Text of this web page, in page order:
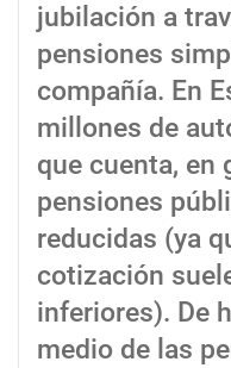
jubilación a
pensiones
compañía. En
millones de
que cuenta, en
pensiones
reducidas (ya
cotización
inferiores). De
medio de las